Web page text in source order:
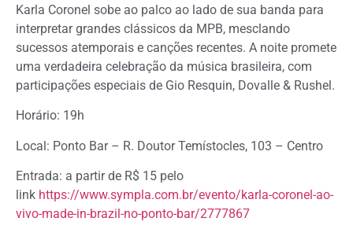
Karla Coronel sobe ao palco ao lado de sua banda para
interpretar grandes clássicos da MPB, mesclando
sucessos atemporais e canções recentes. A noite promete
uma verdadeira celebração da música brasileira, com
participações especiais de Gio Resquin, Dovalle & Rushel.
Horário: 19h
Local: Ponto Bar – R. Doutor Temístocles, 103 – Centro
Entrada: a partir de R$ 15 pelo
link https://www.sympla.com.br/evento/karla-coronel-ao-
vivo-made-in-brazil-no-ponto-bar/2777867